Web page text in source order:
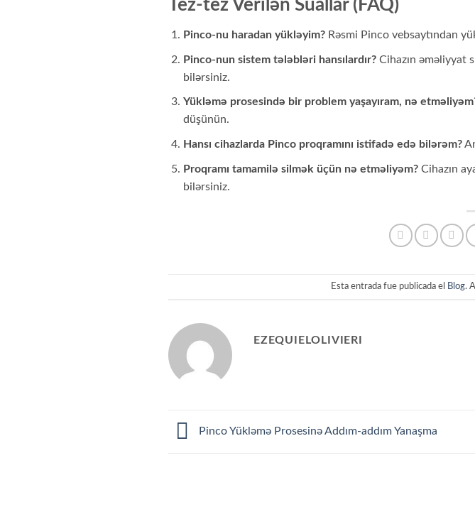
Tez-tez Verilən Suallar (FAQ)
Pinco-nu haradan yükləyim?Rəsmi Pinco vebsaytından
Pinco-nun sistem tələbləri hansılardır?Cihazın əməliyyat
bilərsiniz.
Yükləmə prosesində bir problem yaşayıram, nə
düşünün.
Hansı cihazlarda Pinco proqramını istifadə edə bilərəm?
Proqramı tamamilə silmək üçün nə etməliyəm?Cihazın
bilərsiniz.
Esta entrada fue publicada el Blog.
EZEQUIELOLIVIERI
Pinco Yükləmə Prosesinə Addım-addım Yanaşma